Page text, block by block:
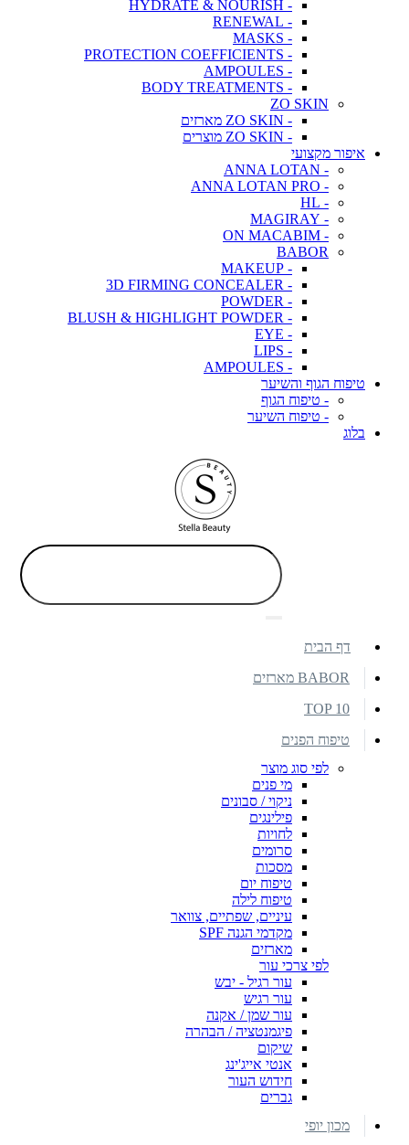
- HYDRATE & NOURISH
- RENEWAL
- MASKS
- PROTECTION COEFFICIENTS
- AMPOULES
- BODY TREATMENTS
ZO SKIN
- ZO SKIN מארזים
- ZO SKIN מוצרים
איפור מקצועי
- ANNA LOTAN
- ANNA LOTAN PRO
- HL
- MAGIRAY
- ON MACABIM
BABOR
- MAKEUP
- 3D FIRMING CONCEALER
- POWDER
- BLUSH & HIGHLIGHT POWDER
- EYE
- LIPS
- AMPOULES
טיפוח הגוף והשיער
- טיפוח הגוף
- טיפוח השיער
בלוג
דף הבית
BABOR מארזים
TOP 10
טיפוח הפנים
לפי סוג מוצר
מי פנים
ניקוי / סבונים
פילינגים
לחויות
סרומים
מסכות
טיפוח יום
טיפוח לילה
עיניים, שפתיים, צוואר
מקדמי הגנה SPF
מארזים
לפי צרכי עור
עור רגיל - יבש
עור רגיש
עור שמן / אקנה
פיגמנטציה / הבהרה
שיקום
אנטי אייג'ינג
חידוש העור
גברים
מכון יופי